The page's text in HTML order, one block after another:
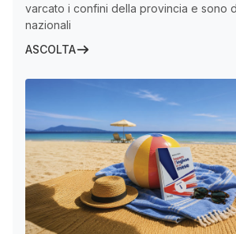
varcato i confini della provincia e sono
nazionali
ASCOLTA